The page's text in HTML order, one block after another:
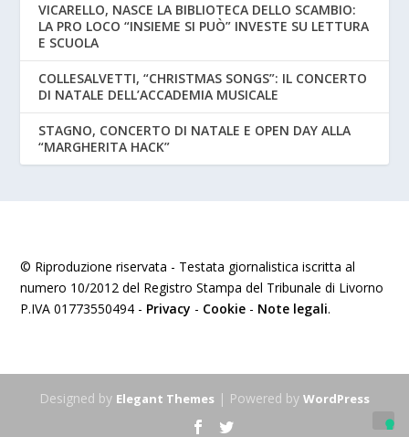
VICARELLO, NASCE LA BIBLIOTECA DELLO SCAMBIO:
LA PRO LOCO “INSIEME SI PUÒ” INVESTE SU LETTURA
E SCUOLA
COLLESALVETTI, “CHRISTMAS SONGS”: IL CONCERTO
DI NATALE DELL’ACCADEMIA MUSICALE
STAGNO, CONCERTO DI NATALE E OPEN DAY ALLA
“MARGHERITA HACK”
© Riproduzione riservata - Testata giornalistica iscritta al
numero 10/2012 del Registro Stampa del Tribunale di Livorno
P.IVA 01773550494 - Privacy - Cookie - Note legali.
Designed by Elegant Themes | Powered by WordPress